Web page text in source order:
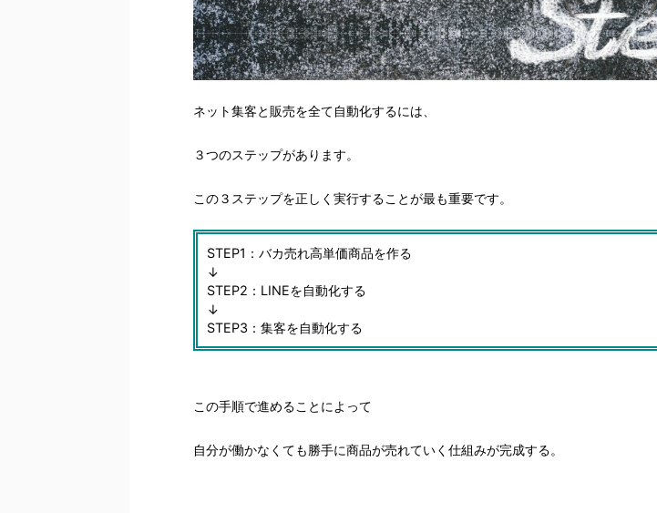
ネット集客と販売を全て自動化するには、
３つのステップがあります。
この３ステップを正しく実行することが最も重要です。
STEP1：バカ売れ高単価商品を作る
↓
STEP2：LINEを自動化する
↓
STEP3：集客を自動化する
この手順で進めることによって
自分が働かなくても勝手に商品が売れていく仕組みが完成する。